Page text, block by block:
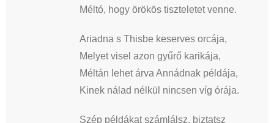
Méltó, hogy örökös tiszteletet venne.
Ariadna s Thisbe keserves orcája,
Melyet visel azon gyűrő karikája,
Méltán lehet árva Annádnak példája,
Kinek nálad nélkül nincsen víg órája.
Szép példákat számlálsz, biztatsz